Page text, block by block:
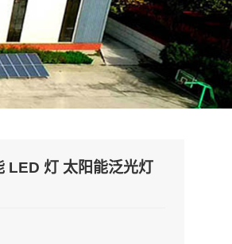
LED 灯 太阳能泛光灯